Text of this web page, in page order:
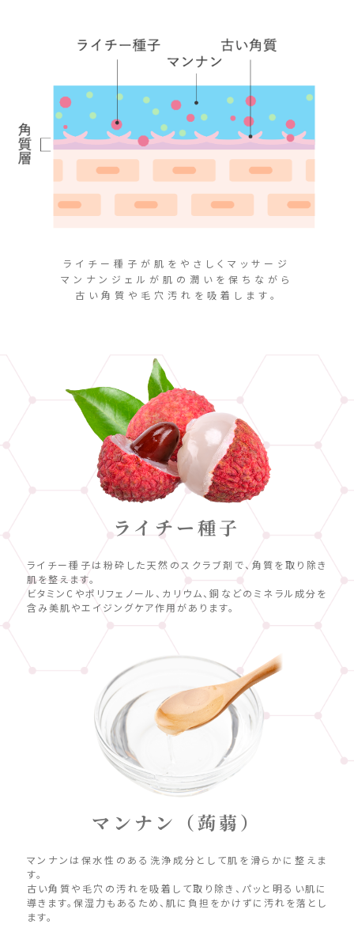
ライチー種子が肌をやさしくマッサージ
マンナンジェルが肌の潤いを保ちながら
古い角質や毛穴汚れを吸着します。
ライチー種子
ライチー種子は粉砕した天然のスクラブ剤で、角質を取り除き
肌を整えます。
ビタミンCやポリフェノール、カリウム、銅などのミネラル成分を
含み美肌やエイジングケア作用があります。
マンナン（蒟蒻）
マンナンは保水性のある洗浄成分として肌を滑らかに整えま
す。
古い角質や毛穴の汚れを吸着して取り除き、パッと明るい肌に
導きます。保湿力もあるため、肌に負担をかけずに汚れを落とし
ます。